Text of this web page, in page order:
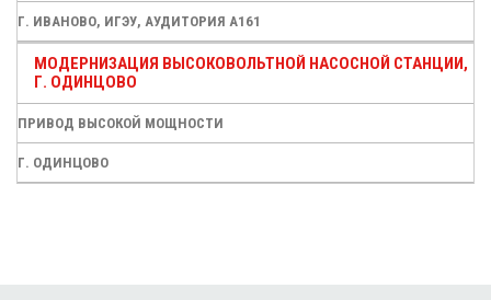
Г. ИВАНОВО, ИГЭУ, АУДИТОРИЯ А161
МОДЕРНИЗАЦИЯ ВЫСОКОВОЛЬТНОЙ НАСОСНОЙ СТАНЦИИ,
Г. ОДИНЦОВО
ПРИВОД ВЫСОКОЙ МОЩНОСТИ
Г. ОДИНЦОВО